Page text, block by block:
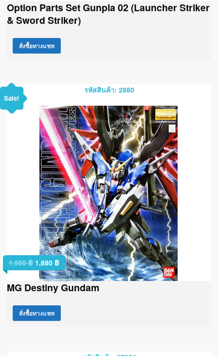
Option Parts Set Gunpla 02 (Launcher Striker
& Sword Striker)
สั่งซื้อทางแชท
รหัสสินค้า: 2880
Sale!
1,950฿ 1,880 ฿
MG Destiny Gundam
สั่งซื้อทางแชท